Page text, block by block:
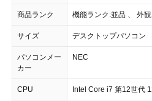
商品ランク 機能ランク:並品 、 外
サイズ デスクトップパソコン
パソコンメー
カー
NEC
CPU Intel Core i7 第12世代